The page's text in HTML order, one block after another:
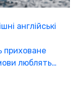
англійські
приховане
люблять…